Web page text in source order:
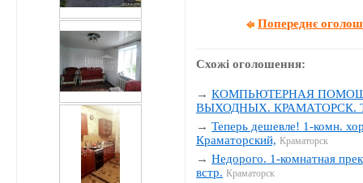
Попереднє
Схожі оголошення:
→КОМПЬЮТЕРНАЯ
ВЫХОДНЫХ. КРАМАТОРСК.
→Теперь дешевле! 1-комн.
Краматорский, Краматорск
→Недорого. 1-комнатная
встр. Краматорск